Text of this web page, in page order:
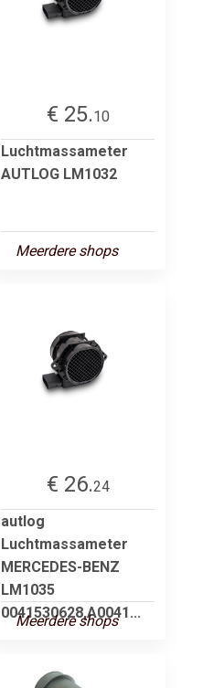
€ 25.10
Luchtmassameter
AUTLOG LM1032
Meerdere shops
€ 26.24
autlog
Luchtmassameter
MERCEDES-BENZ
LM1035
0041530628,A0041...
Meerdere shops